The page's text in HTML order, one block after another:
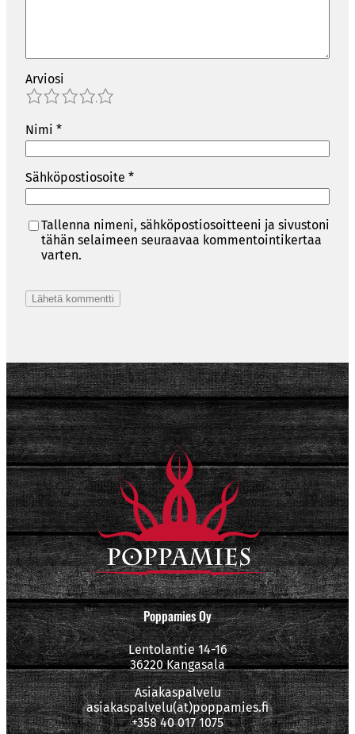
Arviosi
4
3
2
1
Nimi *
Sähköpostiosoite *
Tallenna nimeni, sähköpostiosoitteeni ja sivustoni
tähän selaimeen seuraavaa kommentointikertaa
varten.
Poppamies Oy
Lentolantie 14-16
36220 Kangasala
Asiakaspalvelu
asiakaspalvelu(at)poppamies.fi
+358 40 017 1075